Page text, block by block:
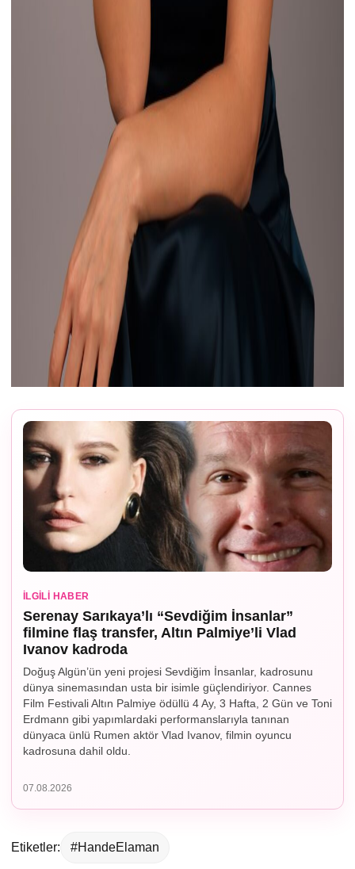
İLGILI HABER
Serenay Sarıkaya’lı “Sevdiğim İnsanlar”
filmine flaş transfer, Altın Palmiye’li Vlad
Ivanov kadroda
Doğuş Algün’ün yeni projesi Sevdiğim İnsanlar, kadrosunu
dünya sinemasından usta bir isimle güçlendiriyor. Cannes
Film Festivali Altın Palmiye ödüllü 4 Ay, 3 Hafta, 2 Gün ve Toni
Erdmann gibi yapımlardaki performanslarıyla tanınan
dünyaca ünlü Rumen aktör Vlad Ivanov, filmin oyuncu
kadrosuna dahil oldu.
07.08.2026
Etiketler: #HandeElaman